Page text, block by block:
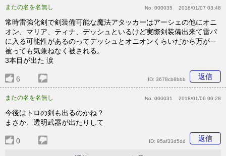
またの名を名無し No: 000035 2018/01/07 03:48
常時雷強化剣で剣装備可能な魔法アタッカーはアーシェの他にオニ
オン、マリア、ティナ、デッシュといるけど実際剣装備出来て雷パ
に入る可能性があるのってデッシュとオニオンくらいだから万が一
被っても気兼ねなく被される。
3本目が出た 涙
6 返信
ID: 3678cb8bbb
またの名を名無し No: 000031 2018/01/06 00:28
今後はトロの剣も出るのかね？
まさか、透明武器が出たりして
0 返信
ID: 95af33d5dd